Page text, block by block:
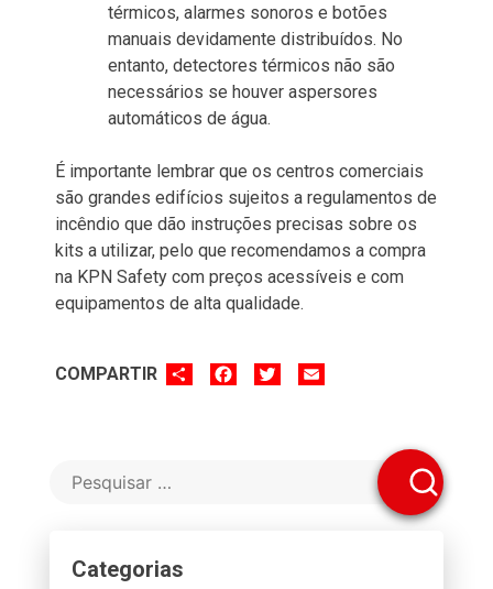
térmicos, alarmes sonoros e botões
manuais devidamente distribuídos. No
entanto, detectores térmicos não são
necessários se houver aspersores
automáticos de água.
É importante lembrar que os centros comerciais
são grandes edifícios sujeitos a regulamentos de
incêndio que dão instruções precisas sobre os
kits a utilizar, pelo que recomendamos a compra
na KPN Safety com preços acessíveis e com
equipamentos de alta qualidade.
COMPARTIR SHARE FACEBOOKTWITTER
Categorias